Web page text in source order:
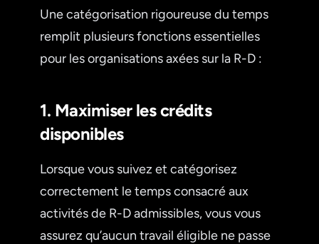
Une catégorisation rigoureuse du temps
remplit plusieurs fonctions essentielles
pour les organisations axées sur la R-D :
1. Maximiser les crédits
disponibles
Lorsque vous suivez et catégorisez
correctement le temps consacré aux
activités de R-D admissibles, vous vous
assurez qu’aucun travail éligible ne passe